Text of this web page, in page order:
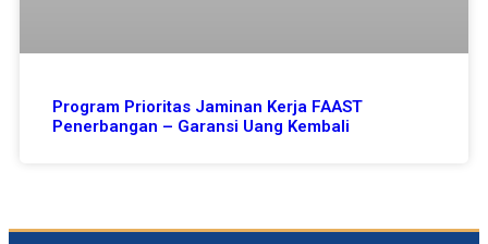
Program Prioritas Jaminan Kerja FAAST
Penerbangan – Garansi Uang Kembali